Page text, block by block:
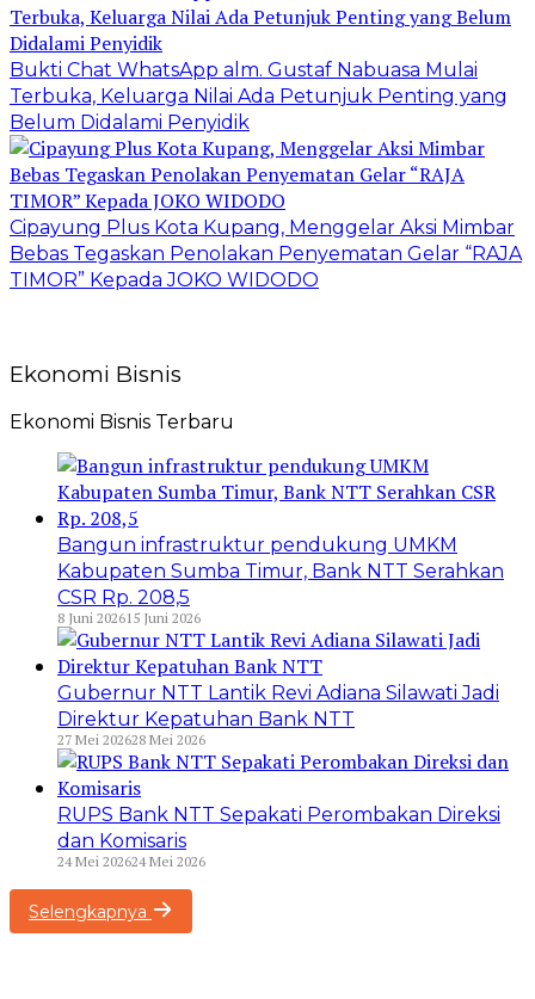
Bukti Chat WhatsApp alm. Gustaf Nabuasa Mulai
Terbuka, Keluarga Nilai Ada Petunjuk Penting yang
Belum Didalami Penyidik
Cipayung Plus Kota Kupang, Menggelar Aksi Mimbar
Bebas Tegaskan Penolakan Penyematan Gelar “RAJA
TIMOR” Kepada JOKO WIDODO
Ekonomi Bisnis
Ekonomi Bisnis Terbaru
Bangun infrastruktur pendukung UMKM
Kabupaten Sumba Timur, Bank NTT Serahkan
CSR Rp. 208,5
8 Juni 202615 Juni 2026
Gubernur NTT Lantik Revi Adiana Silawati Jadi
Direktur Kepatuhan Bank NTT
27 Mei 202628 Mei 2026
RUPS Bank NTT Sepakati Perombakan Direksi
dan Komisaris
24 Mei 202624 Mei 2026
Selengkapnya